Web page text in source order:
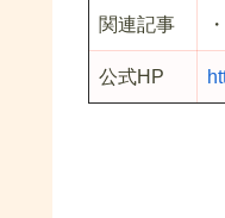
関連記事 ・
公式HP